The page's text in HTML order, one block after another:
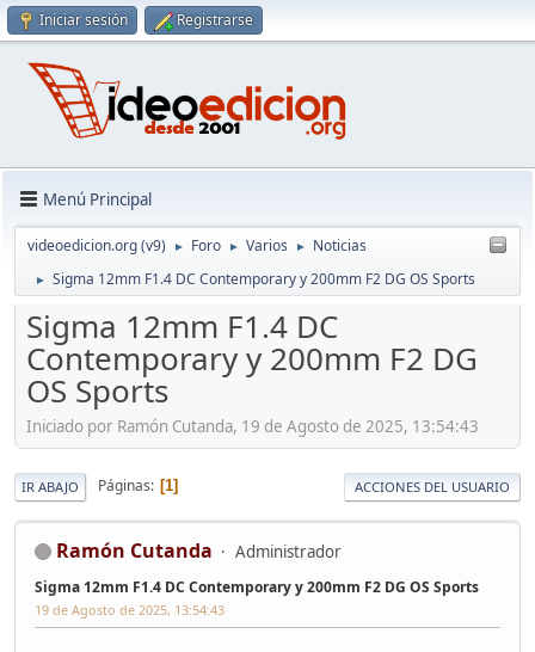
Iniciar sesión Registrarse
Menú Principal
videoedicion.org (v9) ► Foro ► Varios ► Noticias
► Sigma 12mm F1.4 DC Contemporary y 200mm F2 DG OS Sports
Sigma 12mm F1.4 DC
Contemporary y 200mm F2 DG
OS Sports
Iniciado por Ramón Cutanda, 19 de Agosto de 2025, 13:54:43
IR ABAJO Páginas 1 ACCIONES DEL USUARIO
Ramón Cutanda Administrador
Sigma 12mm F1.4 DC Contemporary y 200mm F2 DG OS Sports
19 de Agosto de 2025, 13:54:43